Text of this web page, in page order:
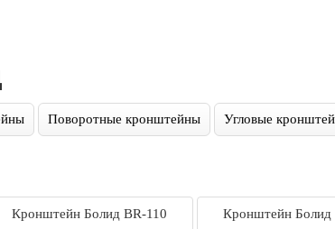
Поворотные кронштейны Угловые
Кронштейн Болид BR-110 Кронштейн Болид